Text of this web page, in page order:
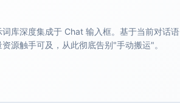
库深度集成于 Chat 输入框。基于当前对话语
源触手可及，从此彻底告别"手动搬运"。